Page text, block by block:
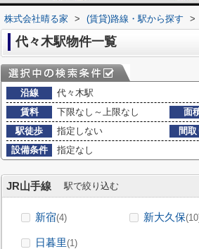
株式会社晴る家 > (賃貸)路線・駅から探す >
代々木駅物件一覧
沿線
代々木駅
賃料
下限なし～上限なし 面
駅徒歩
指定しない 間取
設備条件
指定なし
JR山手線 駅で絞り込む
新宿(4) 新大久保
日暮里(1)